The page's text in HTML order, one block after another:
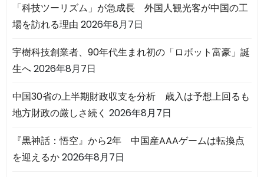
「科技ツーリズム」が急成長 外国人観光客が中国の工
場を訪れる理由 2026年8月7日
宇樹科技創業者、90年代生まれ初の「ロボット富豪」誕
生へ2026年8月7日
中国30省の上半期財政収支を分析 歳入は予想上回るも
地方財政の厳しさ続く 2026年8月7日
『黒神話：悟空』から2年 中国産AAAゲームは転換点
を迎えるか2026年8月7日